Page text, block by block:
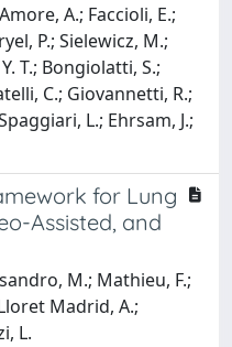
A.; Faccioli, E.;
P.; Sielewicz, M.;
T.; Bongiolatti, S.;
C.; Giovannetti, R.;
L.; Ehrsam, J.;
for Lung
Assisted, and
M.; Mathieu, F.;
Madrid, A.;
L.